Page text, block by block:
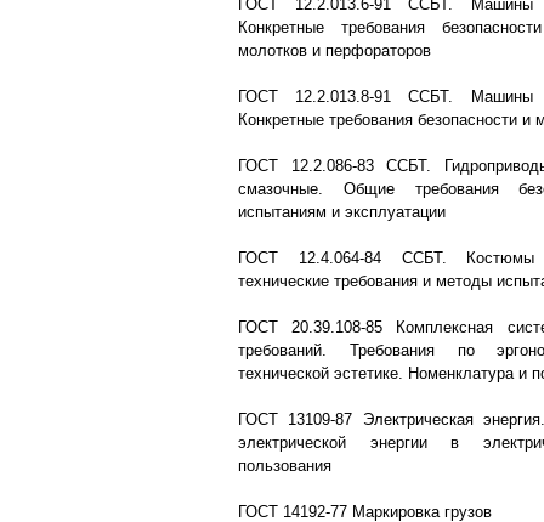
ГОСТ 12.2.013.6-91 ССБТ. Машины
Конкретные требования
молотков и перфораторов
ГОСТ 12.2.013.8-91 ССБТ. Машины
Конкретные требования безопасности
ГОСТ 12.2.086-83 ССБТ.
смазочные. Общие требования
испытаниям и эксплуатации
ГОСТ 12.4.064-84 ССБТ.
технические требования и методы
ГОСТ 20.39.108-85 Комплексная
требований. Требования по
технической эстетике. Номенклатура и
ГОСТ 13109-87 Электрическая
электрической энергии в
пользования
ГОСТ 14192-77 Маркировка грузов